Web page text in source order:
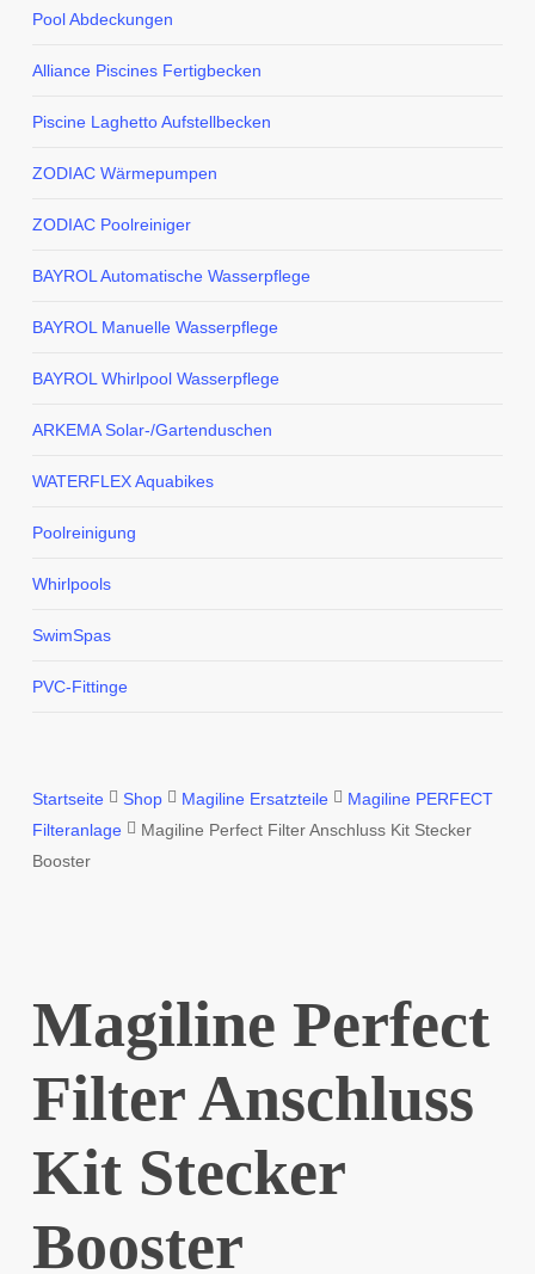
Pool Abdeckungen
Alliance Piscines Fertigbecken
Piscine Laghetto Aufstellbecken
ZODIAC Wärmepumpen
ZODIAC Poolreiniger
BAYROL Automatische Wasserpflege
BAYROL Manuelle Wasserpflege
BAYROL Whirlpool Wasserpflege
ARKEMA Solar-/Gartenduschen
WATERFLEX Aquabikes
Poolreinigung
Whirlpools
SwimSpas
PVC-Fittinge
Startseite Shop Magiline Ersatzteile
Magiline PERFECT
Filteranlage
Magiline Perfect Filter Anschluss Kit Stecker
Booster
Magiline Perfect
Filter Anschluss
Kit Stecker
Booster